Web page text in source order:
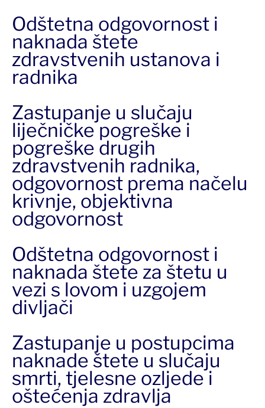
Odštetna odgovornost i
naknada štete
zdravstvenih ustanova i
radnika
Zastupanje u slučaju
liječničke pogreške i
pogreške drugih
zdravstvenih radnika,
odgovornost prema načelu
krivnje, objektivna
odgovornost
Odštetna odgovornost i
naknada štete za štetu u
vezi s lovom i uzgojem
divljači
Zastupanje u postupcima
naknade štete u slučaju
smrti, tjelesne ozljede i
oštećenja zdravlja